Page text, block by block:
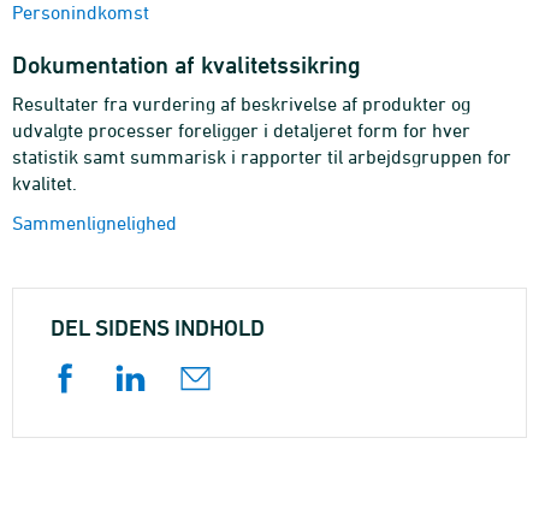
Personindkomst
Dokumentation af kvalitetssikring
Resultater fra vurdering af beskrivelse af produkter og
udvalgte processer foreligger i detaljeret form for hver
statistik samt summarisk i rapporter til arbejdsgruppen for
kvalitet.
Sammenlignelighed
DEL SIDENS INDHOLD